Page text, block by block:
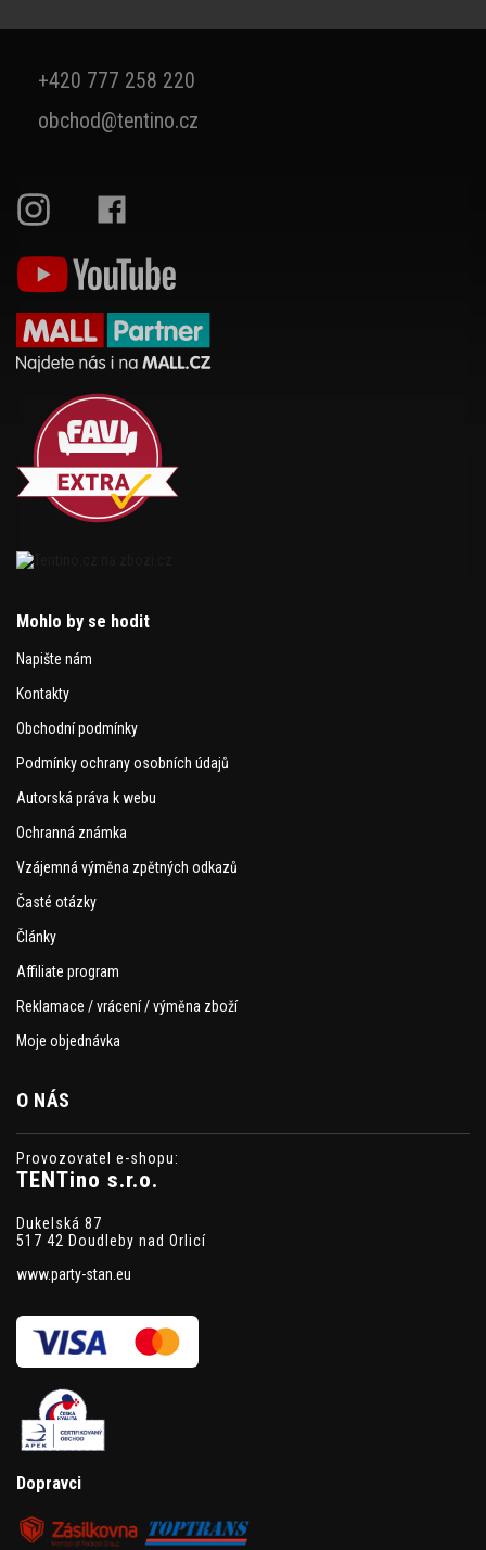
+420 777 258 220
obchod@tentino.cz
Mohlo by se hodit
Napište nám
Kontakty
Obchodní podmínky
Podmínky ochrany osobních údajů
Autorská práva k webu
Ochranná známka
Vzájemná výměna zpětných odkazů
Časté otázky
Články
Affiliate program
Reklamace / vrácení / výměna zboží
Moje objednávka
O NÁS
Provozovatel e-shopu:
TENTino s.r.o.
Dukelská 87
517 42 Doudleby nad Orlicí
www.party-stan.eu
Dopravci